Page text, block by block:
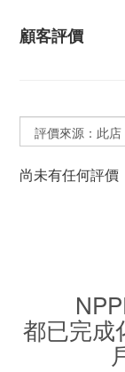
顧客評價
尚未有任何評價
都已完成